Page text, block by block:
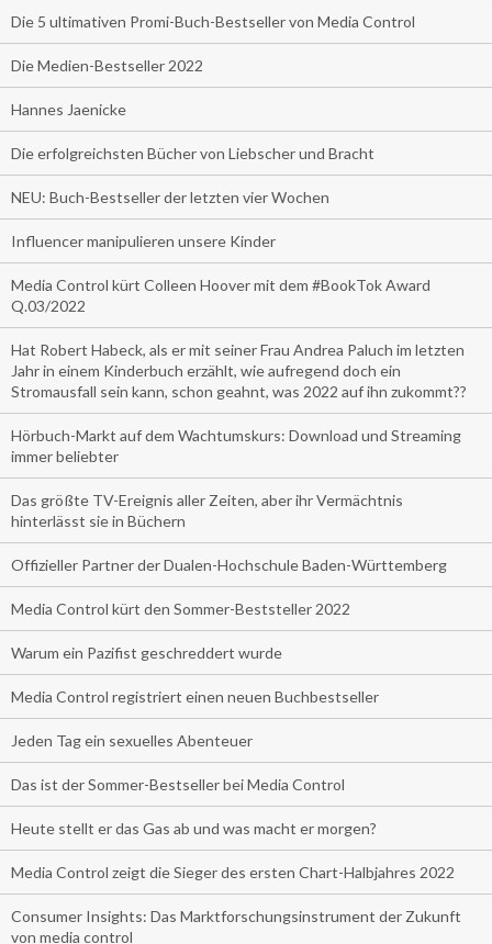
Die 5 ultimativen Promi-Buch-Bestseller von Media Control
Die Medien-Bestseller 2022
Hannes Jaenicke
Die erfolgreichsten Bücher von Liebscher und Bracht
NEU: Buch-Bestseller der letzten vier Wochen
Influencer manipulieren unsere Kinder
Media Control kürt Colleen Hoover mit dem #BookTok Award
Q.03/2022
Hat Robert Habeck, als er mit seiner Frau Andrea Paluch im letzten
Jahr in einem Kinderbuch erzählt, wie aufregend doch ein
Stromausfall sein kann, schon geahnt, was 2022 auf ihn zukommt??
Hörbuch-Markt auf dem Wachtumskurs: Download und Streaming
immer beliebter
Das größte TV-Ereignis aller Zeiten, aber ihr Vermächtnis
hinterlässt sie in Büchern
Offizieller Partner der Dualen-Hochschule Baden-Württemberg
Media Control kürt den Sommer-Beststeller 2022
Warum ein Pazifist geschreddert wurde
Media Control registriert einen neuen Buchbestseller
Jeden Tag ein sexuelles Abenteuer
Das ist der Sommer-Bestseller bei Media Control
Heute stellt er das Gas ab und was macht er morgen?
Media Control zeigt die Sieger des ersten Chart-Halbjahres 2022
Consumer Insights: Das Marktforschungsinstrument der Zukunft
von media control